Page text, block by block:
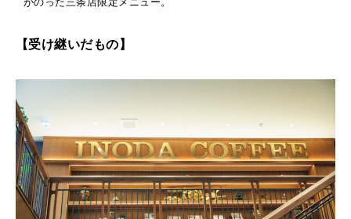
がのった三条店限定メニュー。
【受け継いだもの】